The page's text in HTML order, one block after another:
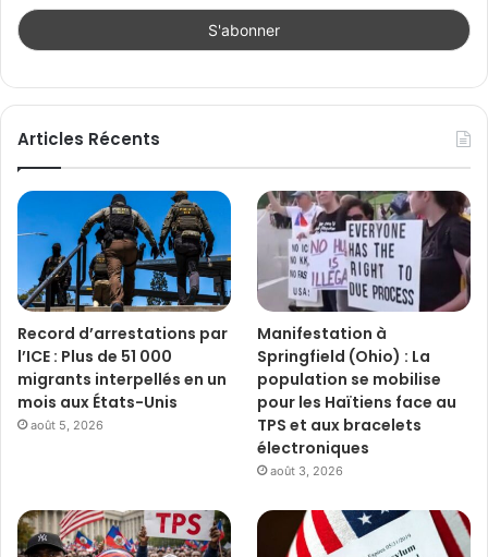
Articles Récents
Record d’arrestations par
l’ICE : Plus de 51 000
migrants interpellés en un
mois aux États-Unis
août 5, 2026
Manifestation à
Springfield (Ohio) : La
population se mobilise
pour les Haïtiens face au
TPS et aux bracelets
électroniques
août 3, 2026